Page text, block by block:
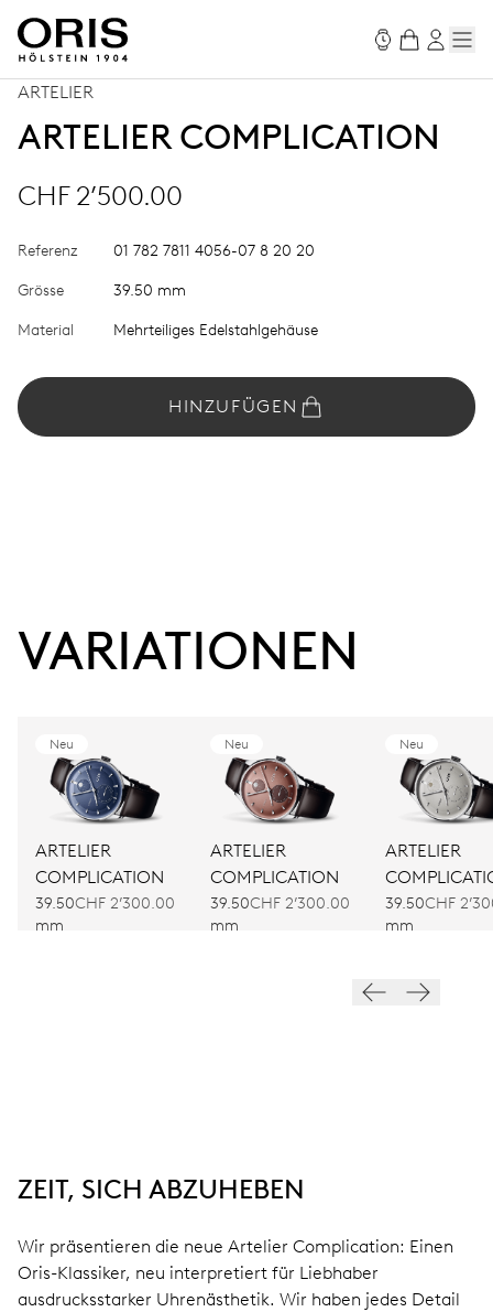
ARTELIER
ARTELIER COMPLICATION
CHF 2’500.00
Referenz 01 782 7811 4056-07 8 20 20
Grösse 39.50 mm
Material Mehrteiliges Edelstahlgehäuse
HINZUFÜGEN
VARIATIONEN
Neu
ARTELIER
COMPLICATION
39.50
mm
CHF 2’300.00
Neu
ARTELIER
COMPLICATION
39.50
mm
CHF 2’300.00
Neu
ARTELIER
39.50
mm
CHF
ZEIT, SICH ABZUHEBEN
Wir präsentieren die neue Artelier Complication: Einen
Oris-Klassiker, neu interpretiert für Liebhaber
ausdrucksstarker Uhrenästhetik. Wir haben jedes Detail